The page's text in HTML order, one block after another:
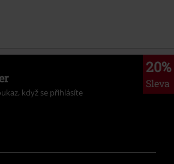
20%
Sleva
když se přihlásíte